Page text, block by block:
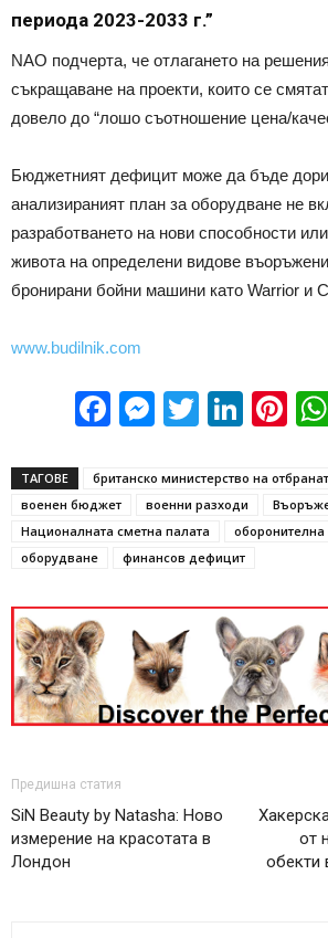
периода 2023-2033 г.”
NAO подчерта, че отлагането на
съкращаване на проекти, които се
довело до “лошо съотношение цена/
Бюджетният дефицит може да бъде дори
анализираният план за оборудване не
разработването на нови способности
живота на определени видове
бронирани бойни машини като Warrior и
www.budilnik.com
Facebook
Messenger
Twitter
ТАГОВЕ британско министерство на
военен бюджет
военни разходи
Националната сметна палата
оборонителна
оборудване
финансов дефицит
Предишна статия
SiN Beauty by Natasha: Ново
измерение на красотата в
Лондон
от
обекти